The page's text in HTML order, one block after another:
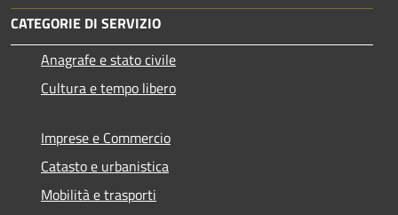
CATEGORIE DI SERVIZIO
Anagrafe e stato civile
Cultura e tempo libero
Imprese e Commercio
Catasto e urbanistica
Mobilità e trasporti